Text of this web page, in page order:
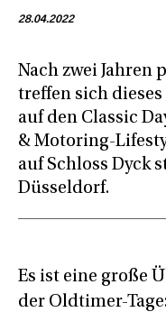
28.04.2022
Nach zwei Jahren
treffen sich
auf den Classic
& Motoring-
auf Schloss Dyck
Düsseldorf.
Es ist eine große
der Oldtimer-